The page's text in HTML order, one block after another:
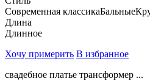
Современная классикаБальные
Длина
Длинное
Хочу примерить В избранное
свадебное платье трансформер ...